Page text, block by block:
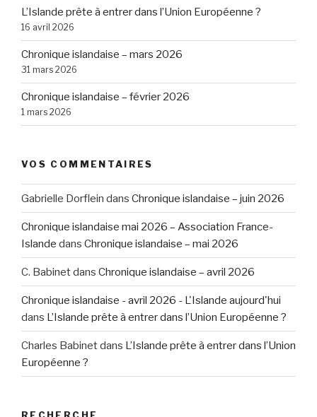
L’Islande prête à entrer dans l’Union Européenne ?
16 avril 2026
Chronique islandaise – mars 2026
31 mars 2026
Chronique islandaise – février 2026
1 mars 2026
VOS COMMENTAIRES
Gabrielle Dorflein dans Chronique islandaise – juin 2026
Chronique islandaise mai 2026 – Association France-
Islande dans Chronique islandaise – mai 2026
C. Babinetdans Chronique islandaise – avril 2026
Chronique islandaise - avril 2026 - L'Islande aujourd'hui
dans L’Islande prête à entrer dans l’Union Européenne ?
Charles Babinetdans L’Islande prête à entrer dans l’Union
Européenne ?